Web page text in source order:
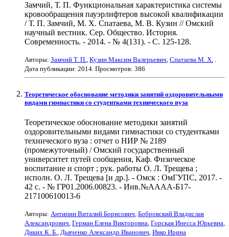
Замчий, Т. П. Функциональная характеристика системы
кровообращения пауэрлифтеров высокой квалификации
/ Т. П. Замчий, М. Х. Спатаева, М. В. Кузин // Омский
научный вестник. Сер. Общество. История.
Современность. - 2014. - № 4(131). - С. 125-128.
Авторы: Замчий Т. П., Кузин Максим Валерьевич, Спатаева М. Х. .
Дата публикации: 2014. Просмотров: 386
Теоретическое обоснование методики занятий оздоровительными
видами гимнастики со студентками технического вуза
Теоретическое обоснование методики занятий
оздоровительными видами гимнастики со студентками
технического вуза : отчет о НИР № 2189
(промежуточный) / Омский государственный
университет путей сообщения, Каф. Физическое
воспитание и спорт ; рук. работы О. Л. Трещева ;
исполн. О. Л. Трещева [и др.]. - Омск : ОмГУПС, 2017. -
42 с. - № ГР01.2006.00823. - Инв.№АААА-Б17-
217100610013-6
Авторы: Антипин Виталий Борисович, Бобровский Владислав
Александрович, Герман Елена Викторовна, Горская Инесса Юрьевна,
Диких К. Б., Дьяченко Александр Иванович, Ивко Ирина